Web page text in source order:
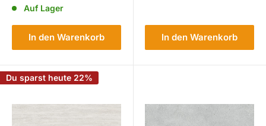
Auf Lager
In den Warenkorb In den Warenkorb
Du sparst heute 22%